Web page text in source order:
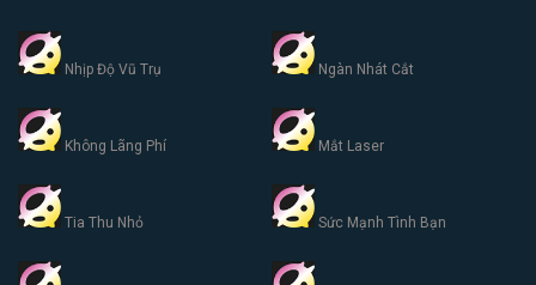
Nhịp Độ Vũ Trụ Ngàn Nhát Cắt
Không Lãng Phí Mắt Laser
Tia Thu Nhỏ Sức Mạnh Tình Bạn